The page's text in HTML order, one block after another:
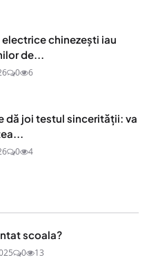
chinezești iau
de...
0 6
dă joi testul sincerității: va
0 4
scoala?
0 13